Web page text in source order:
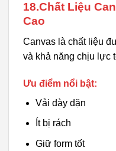
18.Chất Liệu
Cao
Canvas là chất liệu
và khả năng chịu lực
Ưu điểm nổi bật:
Vải dày dặn
Ít bị rách
Giữ form tốt